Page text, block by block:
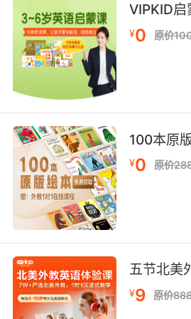
语营养标签已成为现代生
FDA要求食品包装必须标注
考值），欧盟则采用
养声明）体系。VIPKID实景
物场景，学员在比较
汇，更建立健康消费意识。
的学员家庭开始主动关注食
传播中，词汇承载着价
food（安慰食品）在西方指
文养生食品强调预防保健。
通过对比bone soup（骨头
传，引导学员用英语辩证分
种跨文化理解能力，使学员
确表达food sovereignty（
又能传播中华食疗智慧。 结
VIPKID启
¥0 原价
100本原
¥0 原价
五节北美
¥9 原价